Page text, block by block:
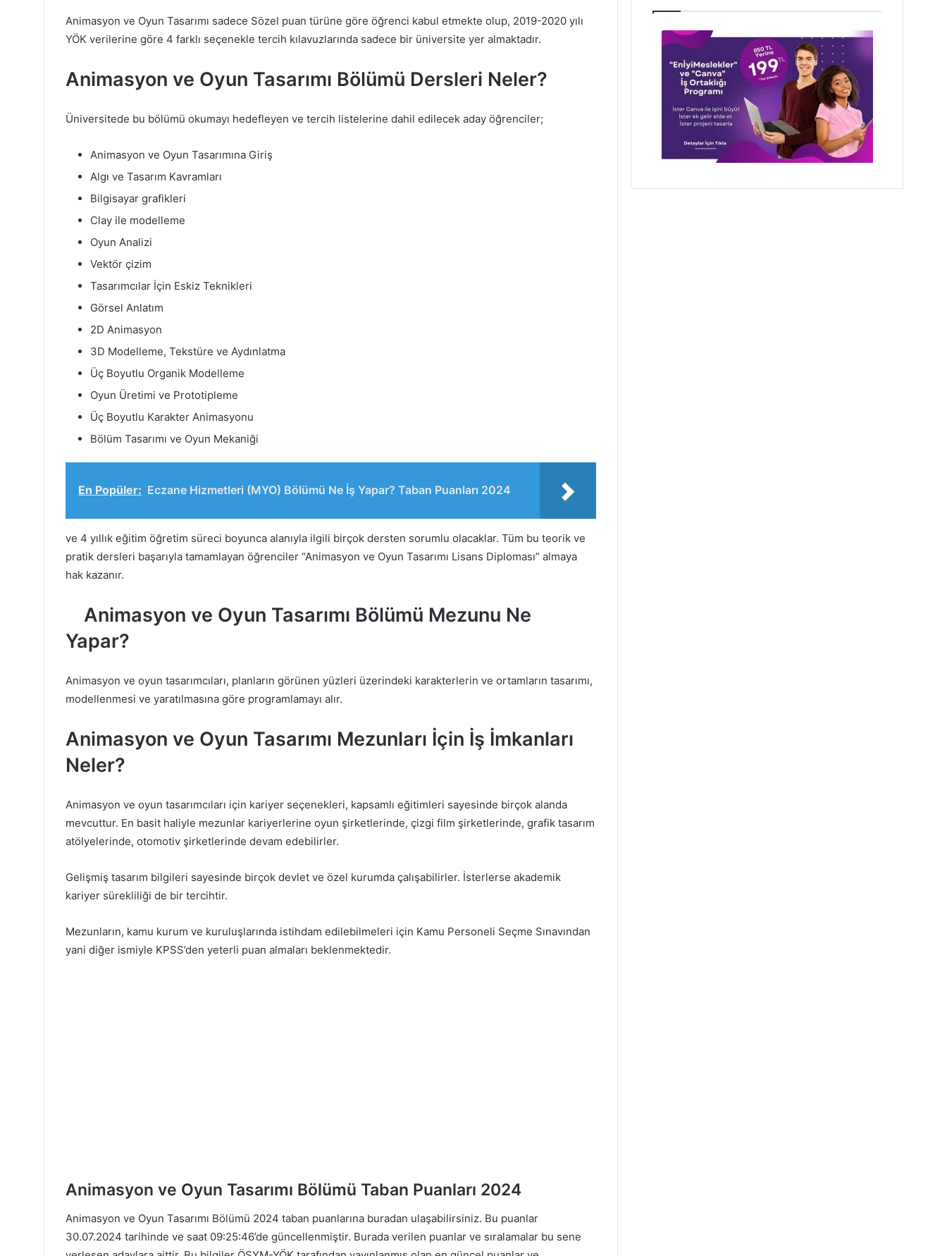
Animasyon ve Oyun Tasarımı sadece Sözel puan türüne göre öğrenci kabul etmekte olup, 2019-2020 yılı
YÖK verilerine göre 4 farklı seçenekle tercih kılavuzlarında sadece bir üniversite yer almaktadır.
Animasyon ve Oyun Tasarımı Bölümü Dersleri Neler?
Üniversitede bu bölümü okumayı hedefleyen ve tercih listelerine dahil edilecek aday öğrenciler;
Animasyon ve Oyun Tasarımına Giriş
Algı ve Tasarım Kavramları
Bilgisayar grafikleri
Clay ile modelleme
Oyun Analizi
Vektör çizim
Tasarımcılar İçin Eskiz Teknikleri
Görsel Anlatım
2D Animasyon
3D Modelleme, Tekstüre ve Aydınlatma
Üç Boyutlu Organik Modelleme
Oyun Üretimi ve Prototipleme
Üç Boyutlu Karakter Animasyonu
Bölüm Tasarımı ve Oyun Mekaniği
En Popüler: Eczane Hizmetleri (MYO) Bölümü Ne İş Yapar? Taban Puanları 2024
ve 4 yıllık eğitim öğretim süreci boyunca alanıyla ilgili birçok dersten sorumlu olacaklar. Tüm bu teorik ve
pratik dersleri başarıyla tamamlayan öğrenciler “Animasyon ve Oyun Tasarımı Lisans Diploması” almaya
hak kazanır.
Animasyon ve Oyun Tasarımı Bölümü Mezunu Ne
Yapar?
Animasyon ve oyun tasarımcıları, planların görünen yüzleri üzerindeki karakterlerin ve ortamların tasarımı,
modellenmesi ve yaratılmasına göre programlamayı alır.
Animasyon ve Oyun Tasarımı Mezunları İçin İş İmkanları
Neler?
Animasyon ve oyun tasarımcıları için kariyer seçenekleri, kapsamlı eğitimleri sayesinde birçok alanda
mevcuttur. En basit haliyle mezunlar kariyerlerine oyun şirketlerinde, çizgi film şirketlerinde, grafik tasarım
atölyelerinde, otomotiv şirketlerinde devam edebilirler.
Gelişmiş tasarım bilgileri sayesinde birçok devlet ve özel kurumda çalışabilirler. İsterlerse akademik
kariyer sürekliliği de bir tercihtir.
Mezunların, kamu kurum ve kuruluşlarında istihdam edilebilmeleri için Kamu Personeli Seçme Sınavından
yani diğer ismiyle KPSS’den yeterli puan almaları beklenmektedir.
Animasyon ve Oyun Tasarımı Bölümü Taban Puanları 2024
Animasyon ve Oyun Tasarımı Bölümü 2024 taban puanlarına buradan ulaşabilirsiniz. Bu puanlar
30.07.2024 tarihinde ve saat 09:25:46’de güncellenmiştir. Burada verilen puanlar ve sıralamalar bu sene